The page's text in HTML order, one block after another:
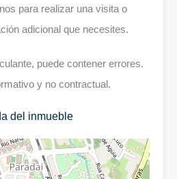
para realizar una visita o
adicional que necesites.
puede contener errores.
y no contractual.
del inmueble